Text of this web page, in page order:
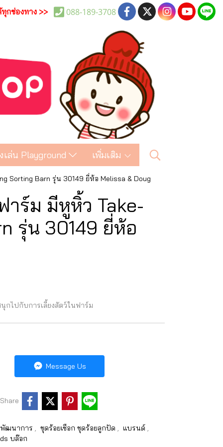
กช่องทาง >> 088-189-3708
เล่น Playground เพิ่มเติม
Sorting Barn รุ่น 30149 ยี่ห้อ Melissa & Doug
ร์ม มีหูหิ้ว Take-
รุ่น 30149 ยี่ห้อ
ไปกับการเลี้ยงสัตว์ในฟาร์ม
Message Us
Share
พัฒนาการ ชุดร้อยเชือก ชุดร้อยลูกปัด แบรนด์
บล๊อก